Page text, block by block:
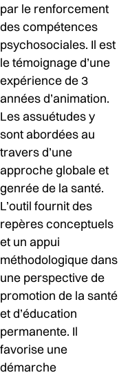
par le renforcement
des compétences
psychosociales. Il est
le témoignage d’une
expérience de 3
années d’animation.
Les assuétudes y
sont abordées au
travers d’une
approche globale et
genrée de la santé.
L’outil fournit des
repères conceptuels
et un appui
méthodologique dans
une perspective de
promotion de la santé
et d’éducation
permanente. Il
favorise une
démarche